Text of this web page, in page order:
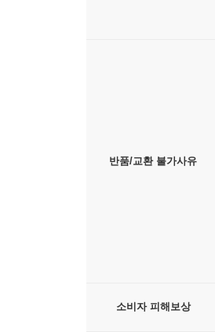
잠든 자에게 새벽은 영
혼자이기에 가능한 일
다. 새벽은 자신의 잠
시간을 공략하라. 고독
--- p.261
새벽의 고독은 나를 강
한 고독은 자신이 가진
과 같은 삶의 연장선일
반품/교환 불가사유
소비자 피해보상